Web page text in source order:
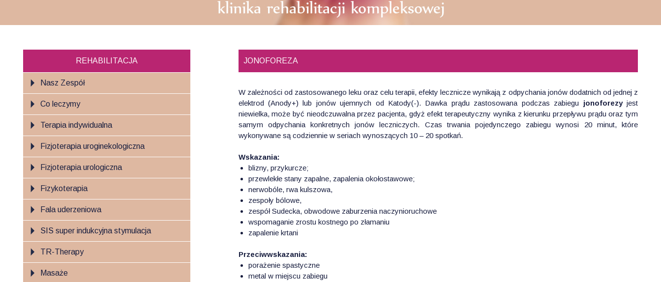
REHABILITACJA
Nasz Zespół
Co leczymy
Terapia indywidualna
Fizjoterapia uroginekologiczna
Fizjoterapia urologiczna
Fizykoterapia
Fala uderzeniowa
SIS super indukcyjna stymulacja
TR-Therapy
Masaże
JONOFOREZA
W zależności od zastosowanego leku oraz celu terapii, efekty lecznicze wynikają z odpychania jonów dodatnich od jednej z
elektrod (Anody+) lub jonów ujemnych od Katody(-). Dawka prądu zastosowana podczas zabiegu jonoforezyjest
niewielka, może być nieodczuwalna przez pacjenta, gdyż efekt terapeutyczny wynika z kierunku przepływu prądu oraz tym
samym odpychania konkretnych jonów leczniczych. Czas trwania pojedynczego zabiegu wynosi 20 minut, które
wykonywane są codziennie w seriach wynoszących 10 – 20 spotkań.
Wskazania:
blizny, przykurcze;
przewlekłe stany zapalne, zapalenia okołostawowe;
nerwobóle, rwa kulszowa,
zespoły bólowe,
zespół Sudecka, obwodowe zaburzenia naczynioruchowe
wspomaganie zrostu kostnego po złamaniu
zapalenie krtani
Przeciwwskazania:
porażenie spastyczne
metal w miejscu zabiegu